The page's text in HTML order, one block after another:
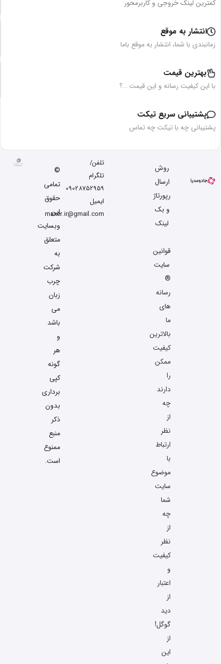
کمترین لینک خروجی و کاربرمحور
انتشار به موقع
زمانبندی با شما، انتشار به موقع باما
بهترین قیمت
با این کیفیت رسانه و این قیمت …؟
پشتیبانی سریع تیکت
پشتیبانی چه با تیکت چه تماس
روش
ارسال
رپورتاژ
و بک
لینک
قوانین
سایت
®
رسانه
های
ما
بالاترین
کیفیت
ممکن
را
دارند
چه
از
نظر
ارتباط
با
موضوع
سایت
شما
چه
از
نظر
کیفیت
و
اعتبار
از
دید
گوگل!
از
این
تلفن/
تلگرام
09028752959
ایمیل
maxer.ir@gmail.com
©
تمامی
حقوق
این
وبسایت
متعلق
به
شرکت
چرب
زبان
می
باشد
و
هر
گونه
کپی
برداری
بدون
ذکر
منبع
ممنوع
است.